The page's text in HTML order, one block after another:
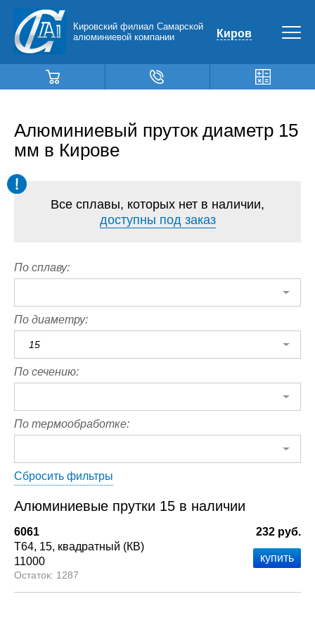
Кировский филиал Самарской
алюминиевой компании
Киров
Алюминиевый пруток диаметр 15
мм в Кирове
Все сплавы, которых нет в наличии,
доступны под заказ
По сплаву:
По диаметру:
15
По сечению:
По термообработке:
Сбросить фильтры
Алюминиевые прутки 15 в наличии
6061
Т64 15 квадратный (КВ)
11000
1287
232 руб.